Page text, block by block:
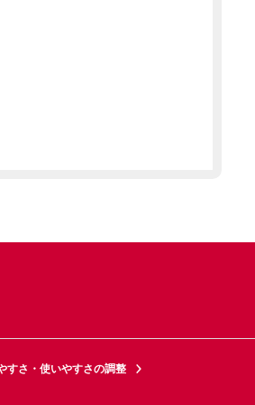
すさ・使いやすさの調整